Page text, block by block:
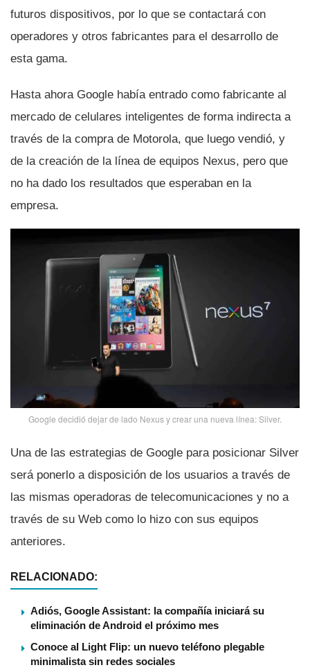
futuros dispositivos, por lo que se contactará con
operadores y otros fabricantes para el desarrollo de
esta gama.
Hasta ahora Google habí­a entrado como fabricante al
mercado de celulares inteligentes de forma indirecta a
través de la compra de Motorola, que luego vendió, y
de la creación de la lí­nea de equipos Nexus, pero que
no ha dado los resultados que esperaban en la
empresa.
Google decidió dejar de lado Nexus y crear una nueva lí­nea: Silver.
Una de las estrategias de Google para posicionar Silver
será ponerlo a disposición de los usuarios a través de
las mismas operadoras de telecomunicaciones y no a
través de su Web como lo hizo con sus equipos
anteriores.
RELACIONADO:
Adiós, Google Assistant: la compañía iniciará su
eliminación de Android el próximo mes
Conoce al Light Flip: un nuevo teléfono plegable
minimalista sin redes sociales